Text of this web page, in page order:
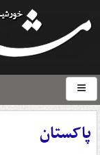
پاکستان